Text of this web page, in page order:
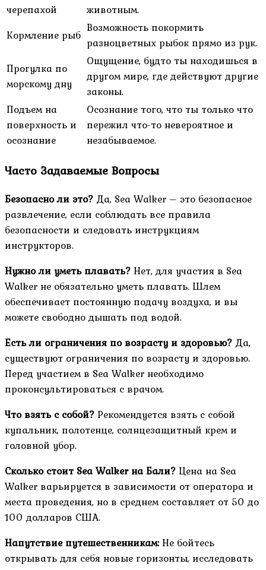
черепахой
животным.
Кормление рыб Возможность покормить
разноцветных рыбок прямо из рук.
Прогулка по
морскому дну
Ощущение, будто ты находишься в
другом мире, где действуют другие
законы.
Подъем на
поверхность и
осознание
Осознание того, что ты только что
пережил что-то невероятное и
незабываемое.
Часто Задаваемые Вопросы
Безопасно ли это? Да, Sea Walker – это безопасное
развлечение, если соблюдать все правила
безопасности и следовать инструкциям
инструкторов.
Нужно ли уметь плавать?Нет, для участия в Sea
Walker не обязательно уметь плавать. Шлем
обеспечивает постоянную подачу воздуха, и вы
можете свободно дышать под водой.
Есть ли ограничения по возрасту и здоровью? Да,
существуют ограничения по возрасту и здоровью.
Перед участием в Sea Walker необходимо
проконсультироваться с врачом.
Что взять с собой?Рекомендуется взять с собой
купальник, полотенце, солнцезащитный крем и
головной убор.
Сколько стоит Sea Walker на Бали?Цена на Sea
Walker варьируется в зависимости от оператора и
места проведения, но в среднем составляет от 50 до
100 долларов США.
Напутствие путешественникам:Не бойтесь
открывать для себя новые горизонты, исследовать